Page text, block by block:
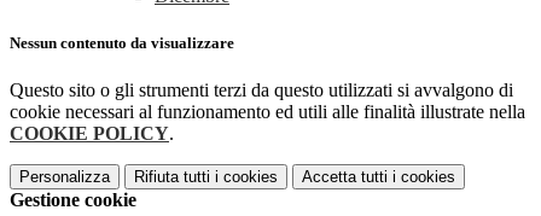
Nessun contenuto da visualizzare
Questo sito o gli strumenti terzi da questo utilizzati si avvalgono di
cookie necessari al funzionamento ed utili alle finalità illustrate nella
COOKIE POLICY.
Personalizza Rifiuta tutti i cookies Accetta tutti i cookies
Gestione cookie